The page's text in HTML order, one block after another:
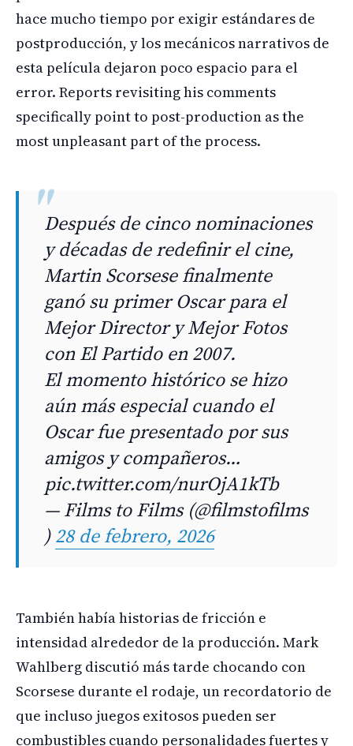
hace mucho tiempo por exigir estándares de
postproducción, y los mecánicos narrativos de
esta película dejaron poco espacio para el
error. Reports revisiting his comments
specifically point to post-production as the
most unpleasant part of the process.
Después de cinco nominaciones
y décadas de redefinir el cine,
Martin Scorsese finalmente
ganó su primer Oscar para el
Mejor Director y Mejor Fotos
con El Partido en 2007.
El momento histórico se hizo
aún más especial cuando el
Oscar fue presentado por sus
amigos y compañeros…
pic.twitter.com/nurOjA1kTb
— Films to Films (@filmstofilms
)28 de febrero, 2026
También había historias de fricción e
intensidad alrededor de la producción. Mark
Wahlberg discutió más tarde chocando con
Scorsese durante el rodaje, un recordatorio de
que incluso juegos exitosos pueden ser
combustibles cuando personalidades fuertes y